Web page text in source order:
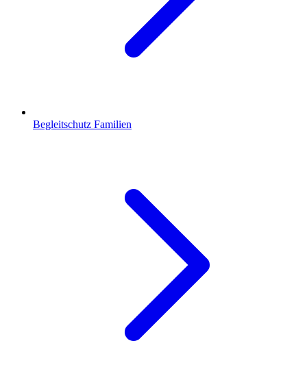
Begleitschutz Familien